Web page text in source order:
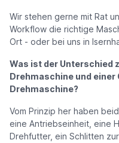
Wir stehen gerne mit Rat
Workflow die richtige
Ort - oder bei uns in
Was ist der Unterschied
Drehmaschine und einer
Drehmaschine?
Vom Prinzip her haben
eine Antriebseinheit, eine
Drehfutter, ein Schlitten